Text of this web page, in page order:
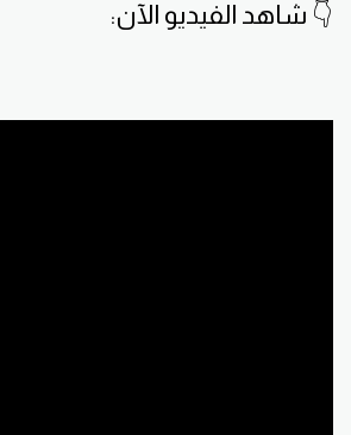
👇 شاهد الفيديو الآن: